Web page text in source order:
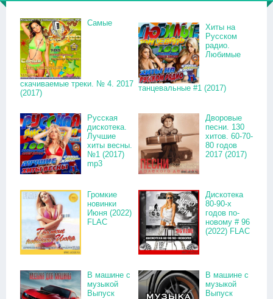
Самые
скачиваемые треки. № 4. 2017
(2017)
Хиты на
Русском
радио.
Любимые
танцевальные #1 (2017)
Русская
дискотека.
Лучшие
хиты весны.
№1 (2017)
mp3
Дворовые
песни. 130
хитов. 60-70-
80 годов
2017 (2017)
Громкие
новинки
Июня (2022)
FLAC
Дискотека
80-90-х
годов по-
новому # 96
(2022) FLAC
В машине с
музыкой
Выпуск
В машине с
музыкой
Выпуск